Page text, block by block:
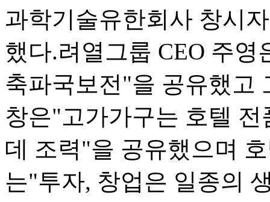
과학기술유한회사 창시
했다.려열그룹 CEO 주
축파국보전"을 공유했고
창은"고가가구는 호텔
데 조력"을 공유했으며
는"투자, 창업은 일종의